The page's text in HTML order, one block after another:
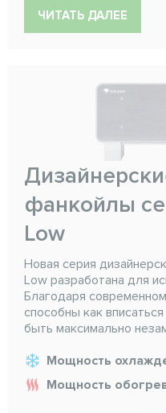
ЧИТАТЬ ДАЛЕЕ
фанкойлы
Low
Новая серия
Low разработана для
Благодаря
способны как
быть максимально
Мощность
Мощность